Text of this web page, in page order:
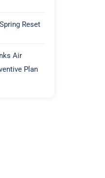
Reset
Air
Plan